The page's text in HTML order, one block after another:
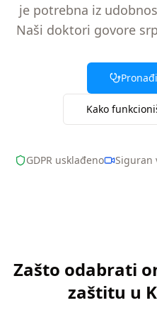
je potrebna iz
Naši doktori govore
Kako
GDPR usklađeno Siguran
Zašto odabrati
zaštitu u